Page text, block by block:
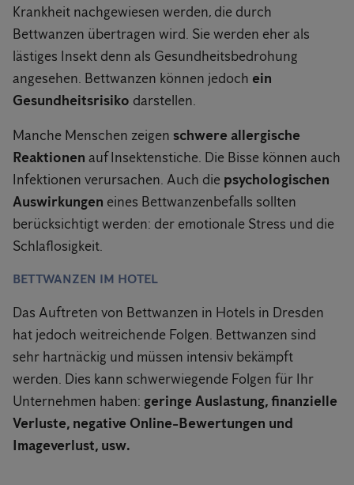
Krankheit nachgewiesen werden, die durch
Bettwanzen übertragen wird. Sie werden eher als
lästiges Insekt denn als Gesundheitsbedrohung
angesehen. Bettwanzen können jedoch ein
Gesundheitsrisiko darstellen.
Manche Menschen zeigen schwere allergische
Reaktionen auf Insektenstiche. Die Bisse können auch
Infektionen verursachen. Auch die psychologischen
Auswirkungen eines Bettwanzenbefalls sollten
berücksichtigt werden: der emotionale Stress und die
Schlaflosigkeit.
BETTWANZEN IM HOTEL
Das Auftreten von Bettwanzen in Hotels in Dresden
hat jedoch weitreichende Folgen. Bettwanzen sind
sehr hartnäckig und müssen intensiv bekämpft
werden. Dies kann schwerwiegende Folgen für Ihr
Unternehmen haben: geringe Auslastung, finanzielle
Verluste, negative Online-Bewertungen und
Imageverlust, usw.